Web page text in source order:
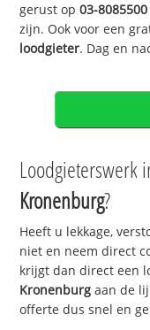
gerust op03-8085500
zijn. Ook voor een
loodgieter. Dag en
Loodgieterswerk
Kronenburg?
Heeft u lekkage,
niet en neem direct
krijgt dan direct een
Kronenburg aan de
offerte dus snel en